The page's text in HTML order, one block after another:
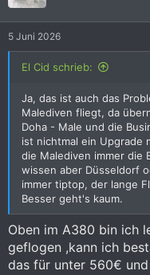
o
n
:
5 Juni 2026
El Cid schrieb:
Ja, das ist auch das
Malediven fliegt, da
Doha - Male und die
ist nichtmal ein Upgrade
die Malediven immer die
wissen aber Düsseldorf
immer tiptop, der lange
Besser geht's kaum.
Oben im A380 bin ich
geflogen ,kann ich
das für unter 560€ und